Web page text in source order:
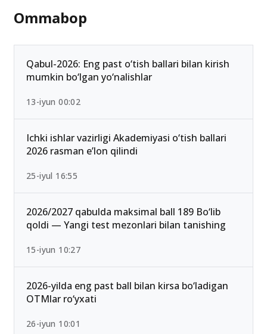
Ommabop
Qabul-2026: Eng past o‘tish ballari bilan kirish
mumkin bo‘lgan yo‘nalishlar
13-iyun 00:02
Ichki ishlar vazirligi Akademiyasi o‘tish ballari
2026 rasman e’lon qilindi
25-iyul 16:55
2026/2027 qabulda maksimal ball 189 Bo‘lib
qoldi — Yangi test mezonlari bilan tanishing
15-iyun 10:27
2026-yilda eng past ball bilan kirsa bo‘ladigan
OTMlar ro‘yxati
26-iyun 10:01